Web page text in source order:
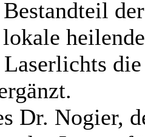
der
heilende
die
Dr. Nogier,